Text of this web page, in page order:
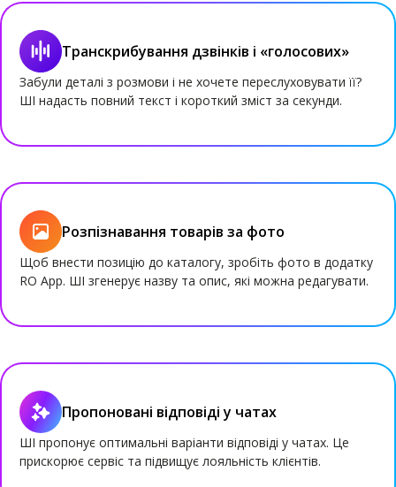
Транскрибування дзвінків і «голосових»
Забули деталі з розмови і не хочете переслуховувати її?
ШІ надасть повний текст і короткий зміст за секунди.
Розпізнавання товарів за фото
Щоб внести позицію до каталогу, зробіть фото в додатку
RO App. ШІ згенерує назву та опис, які можна редагувати.
Пропоновані відповіді у чатах
ШІ пропонує оптимальні варіанти відповіді у чатах. Це
прискорює сервіс та підвищує лояльність клієнтів.